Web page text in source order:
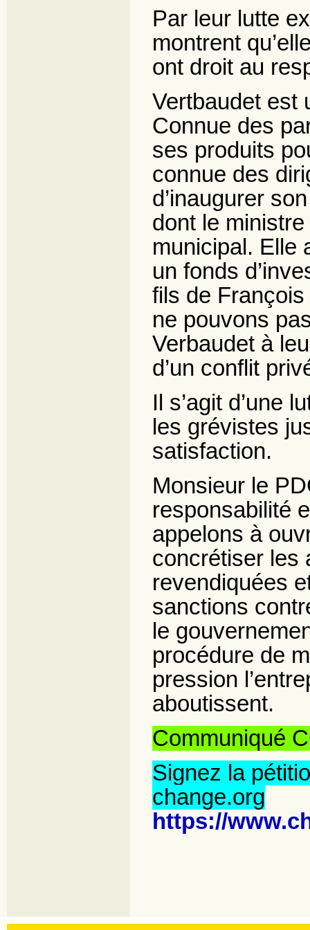
Par leur lutte
montrent
ont droit au
Vertbaudet est
Connue des
ses produits
connue des
d’inaugurer
dont le
municipal. Elle
un fonds
fils de
ne pouvons
Verbaudet à
d’un conflit
Il s’agit d’une
les grévistes
satisfaction.
Monsieur le
responsabilité
appelons à
concrétiser les
revendiquées
sanctions
le
procédure de
pression
aboutissent.
Communiqué
Signez la
change.org
https://